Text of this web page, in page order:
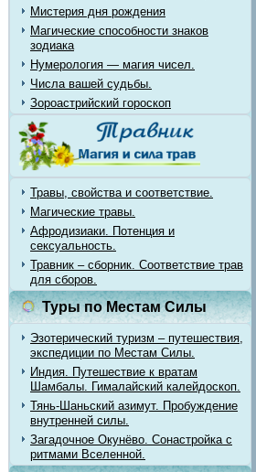
Мистерия дня рождения
Магические способности знаков
зодиака
Нумерология — магия чисел.
Числа вашей судьбы.
Зороастрийский гороскоп
Травы, свойства и соответствие.
Магические травы.
Афродизиаки. Потенция и
сексуальность.
Травник – сборник. Соответствие трав
для сборов.
Туры по Местам Силы
Эзотерический туризм – путешествия,
экспедиции по Местам Силы.
Индия. Путешествие к вратам
Шамбалы. Гималайский калейдоскоп.
Тянь-Шаньский азимут. Пробуждение
внутренней силы.
Загадочное Окунёво. Сонастройка с
ритмами Вселенной.